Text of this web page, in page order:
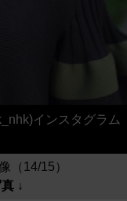
インスタグラム
（14/15）
↓